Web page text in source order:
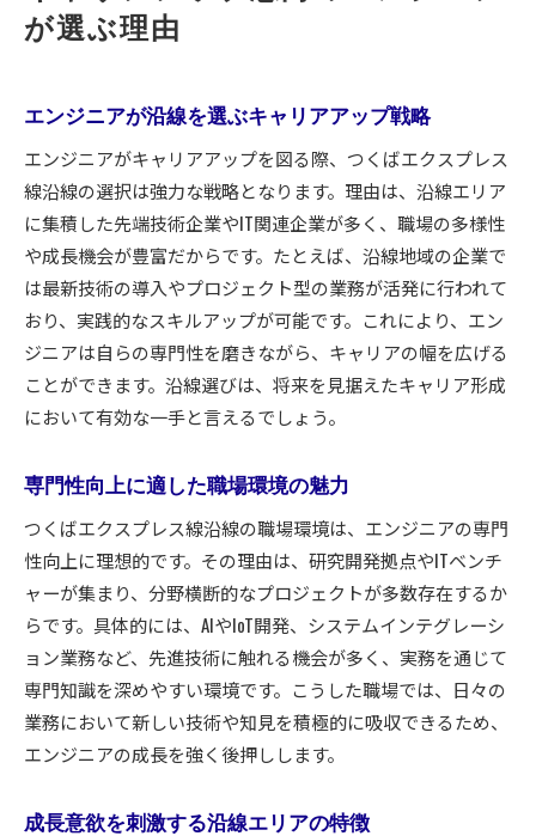
が選ぶ理由
エンジニアが沿線を選ぶキャリアアップ戦略
エンジニアがキャリアアップを図る際、つくばエクスプレス
線沿線の選択は強力な戦略となります。理由は、沿線エリア
に集積した先端技術企業やIT関連企業が多く、職場の多様性
や成長機会が豊富だからです。たとえば、沿線地域の企業で
は最新技術の導入やプロジェクト型の業務が活発に行われて
おり、実践的なスキルアップが可能です。これにより、エン
ジニアは自らの専門性を磨きながら、キャリアの幅を広げる
ことができます。沿線選びは、将来を見据えたキャリア形成
において有効な一手と言えるでしょう。
専門性向上に適した職場環境の魅力
つくばエクスプレス線沿線の職場環境は、エンジニアの専門
性向上に理想的です。その理由は、研究開発拠点やITベンチ
ャーが集まり、分野横断的なプロジェクトが多数存在するか
らです。具体的には、AIやIoT開発、システムインテグレーシ
ョン業務など、先進技術に触れる機会が多く、実務を通じて
専門知識を深めやすい環境です。こうした職場では、日々の
業務において新しい技術や知見を積極的に吸収できるため、
エンジニアの成長を強く後押しします。
成長意欲を刺激する沿線エリアの特徴